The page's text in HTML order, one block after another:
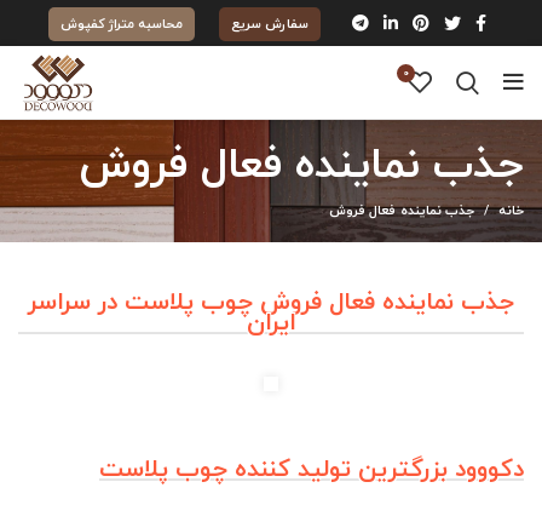
سفارش سریع محاسبه متراژ کفپوش
0
جذب نماینده فعال فروش
خانه جذب نماینده فعال فروش
جذب نماینده فعال فروش چوب پلاست در سراسر
ایران
دکووود بزرگترین تولید کننده چوب پلاست